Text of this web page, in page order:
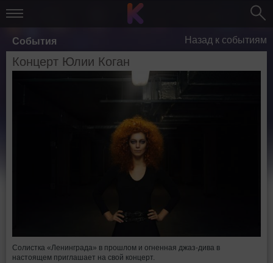
События Назад к событиям
Концерт Юлии Коган
Солистка «Ленинграда» в прошлом и огненная джаз-дива в
настоящем приглашает на свой концерт.